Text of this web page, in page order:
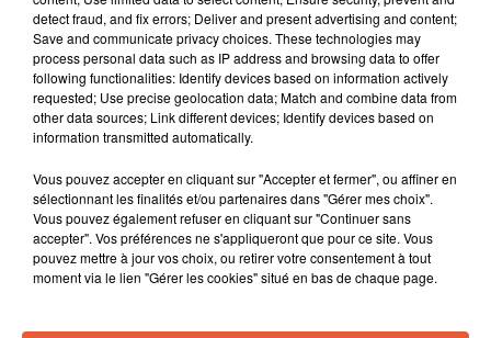
detect fraud, and fix errors; Deliver and present advertising and content;
Save and communicate privacy choices. These technologies may
process personal data such as IP address and browsing data to offer
following functionalities: Identify devices based on information actively
requested; Use precise geolocation data; Match and combine data from
other data sources; Link different devices; Identify devices based on
information transmitted automatically.
Vous pouvez accepter en cliquant sur "Accepter et fermer", ou affiner en
sélectionnant les finalités et/ou partenaires dans "Gérer mes choix".
Vous pouvez également refuser en cliquant sur "Continuer sans
accepter". Vos préférences ne s'appliqueront que pour ce site. Vous
pouvez mettre à jour vos choix, ou retirer votre consentement à tout
moment via le lien "Gérer les cookies" situé en bas de chaque page.